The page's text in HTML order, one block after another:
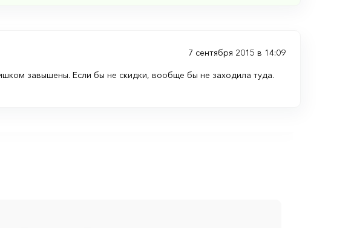
7 сентября 2015 в 14:09
завышены. Если бы не скидки, вообще бы не заходила туда.